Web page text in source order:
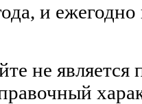
и
не